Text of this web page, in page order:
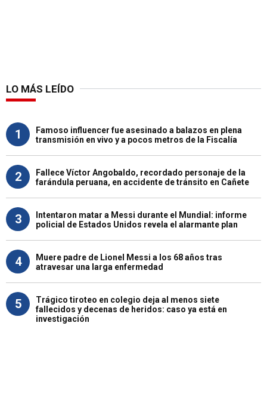
LO MÁS LEÍDO
1
Famoso influencer fue asesinado a balazos en plena
transmisión en vivo y a pocos metros de la Fiscalía
2
Fallece Víctor Angobaldo, recordado personaje de la
farándula peruana, en accidente de tránsito en Cañete
3
Intentaron matar a Messi durante el Mundial: informe
policial de Estados Unidos revela el alarmante plan
4
Muere padre de Lionel Messi a los 68 años tras
atravesar una larga enfermedad
5
Trágico tiroteo en colegio deja al menos siete
fallecidos y decenas de heridos: caso ya está en
investigación